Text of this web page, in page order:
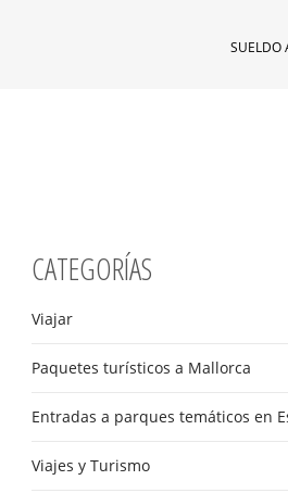
SUELDO
CATEGORÍAS
Viajar
Paquetes turísticos a Mallorca
Entradas a parques temáticos en
Viajes y Turismo